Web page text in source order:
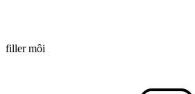
filler môi